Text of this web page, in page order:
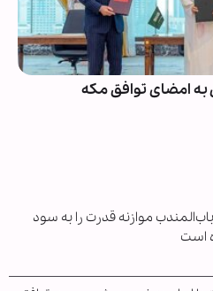
به امضای توافق مکه
موازنه قدرت را به سود
است